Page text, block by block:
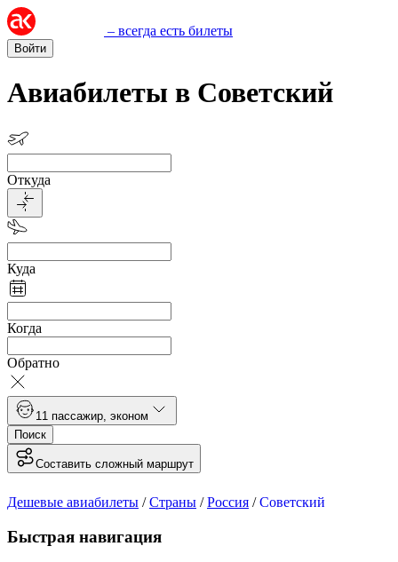
– всегда есть билеты
Войти
Авиабилеты в Советский
Откуда
Куда
Когда
Обратно
1 1 пассажир эконом
Поиск
Составить сложный маршрут
Дешевые авиабилеты /Страны /Россия /Советский
Быстрая навигация